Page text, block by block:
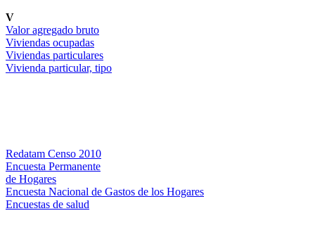
V
Valor agregado bruto
Viviendas ocupadas
Viviendas particulares
Vivienda particular, tipo
Redatam Censo 2010
Encuesta Permanente
de Hogares
Encuesta Nacional de Gastos de los Hogares
Encuestas de salud